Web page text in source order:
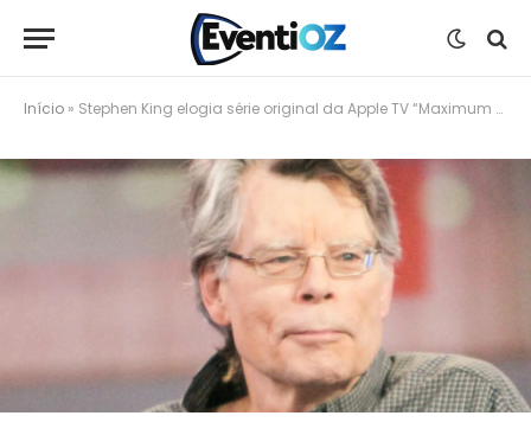
Início » Stephen King elogia série original da Apple TV “Maximum Pleasure Guaranteed”